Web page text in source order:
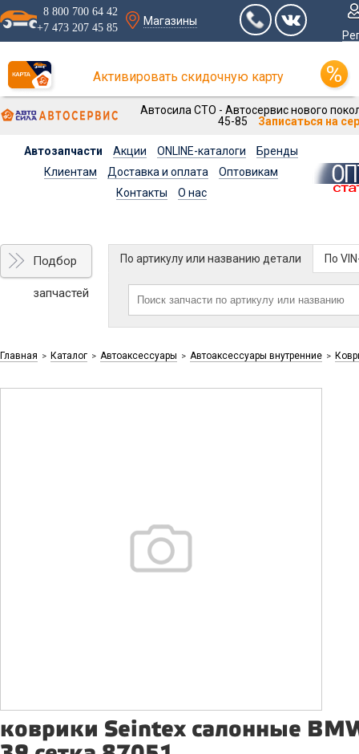
8 800 700 64 42
+7 473 207 45 85
Магазины
Активировать скидочную карту
Автосила СТО - Автосервис нового
45-85
Записаться на
Автозапчасти Акции ONLINE-каталоги
Бренды
Клиентам
Доставка и оплата
Оптовикам
Контакты
О нас
Подбор
запчастей
По артикулу или названию детали По
Главная > Каталог > Автоаксессуары > Автоаксессуары внутренние >
коврики Seintex салонные